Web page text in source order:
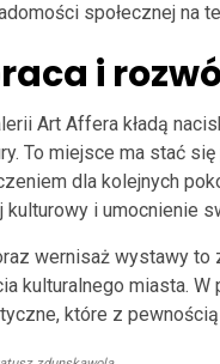
społecznej na
i
Art Affera kładą
To miejsce ma stać
dla kolejnych
kulturowy i umocnienie
wernisaż wystawy to
kulturalnego miasta.
które z